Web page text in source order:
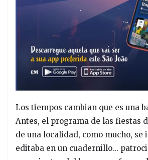
Los tiempos cambian que es una
Antes, el programa de las fiestas
de una localidad, como mucho,
editaba en un cuadernillo...